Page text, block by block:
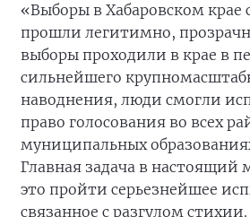
«Выборы в Хабаровском крае
прошли легитимно,
выборы проходили в крае в
сильнейшего
наводнения, люди смогли
право голосования во всех
муниципальных
Главная задача в настоящий
это пройти серьезнейшее
связанное с разгулом стихии.